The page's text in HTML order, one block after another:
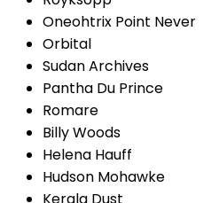
Oneohtrix Point Never
Orbital
Sudan Archives
Pantha Du Prince
Romare
Billy Woods
Helena Hauff
Hudson Mohawke